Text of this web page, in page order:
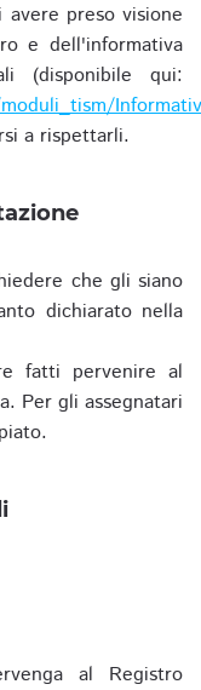
preso visione
e dell'informativa
(disponibile qui:
a rispettarli.
che gli siano
dichiarato nella
fatti pervenire al
Per gli assegnatari
al Registro